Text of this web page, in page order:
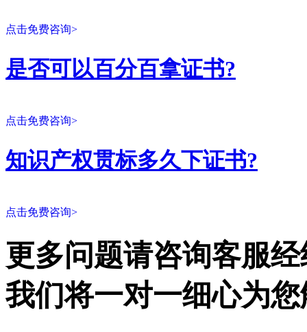
点击免费咨询>
是否可以百分百拿证书?
点击免费咨询>
知识产权贯标多久下证书?
点击免费咨询>
更多问题请咨询客服
我们将一对一细心为